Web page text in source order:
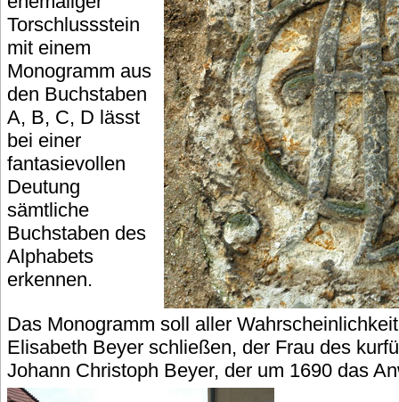
Torschlussstein
mit einem
Monogramm aus
den Buchstaben
A, B, C, D lässt
bei einer
fantasievollen
Deutung
sämtliche
Buchstaben des
Alphabets
erkennen.
Das Monogramm soll aller
Elisabeth Beyer schließen, der Frau des
Johann Christoph Beyer, der um 1690 das